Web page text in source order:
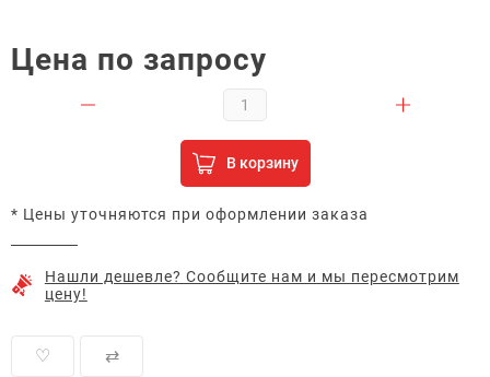
Цена по запросу
В корзину
* Цены уточняются при оформлении заказа
Нашли дешевле? Сообщите нам и мы пересмотрим
цену!
♡ ⇄